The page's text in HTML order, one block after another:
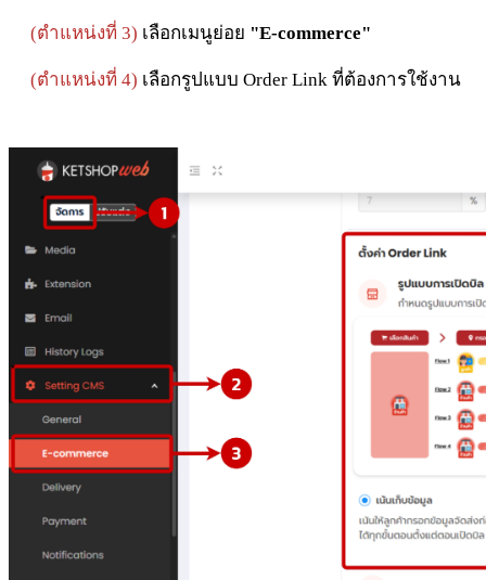
(ตำแหน่งที่ 3) เลือกเมนูย่อย "E-commerce"
(ตำแหน่งที่ 4) เลือกรูปแบบ Order Link ที่ต้องการใช้งาน